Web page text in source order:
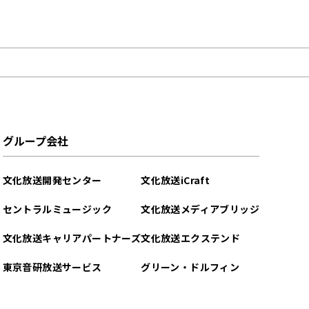
グループ会社
文化放送開発センター
セントラルミュージック
文化放送キャリアパートナーズ
東京音研放送サービス
文化放送iCraft
文化放送メディアブリッジ
文化放送エクステンド
グリーン・ドルフィン